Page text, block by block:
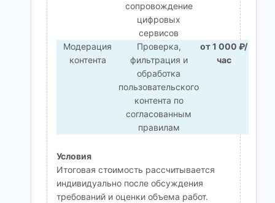
сопровождение
цифровых
сервисов
Модерация
контента
Проверка,
фильтрация и
обработка
пользовательского
контента по
согласованным
правилам
от 1 000 ₽/
час
Условия
Итоговая стоимость рассчитывается
индивидуально после обсуждения
требований и оценки объема работ.